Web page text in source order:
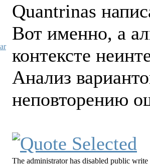
Quantrinas
Вот именно, а
контексте
Анализ
неповторению
The administrator has disabled public write